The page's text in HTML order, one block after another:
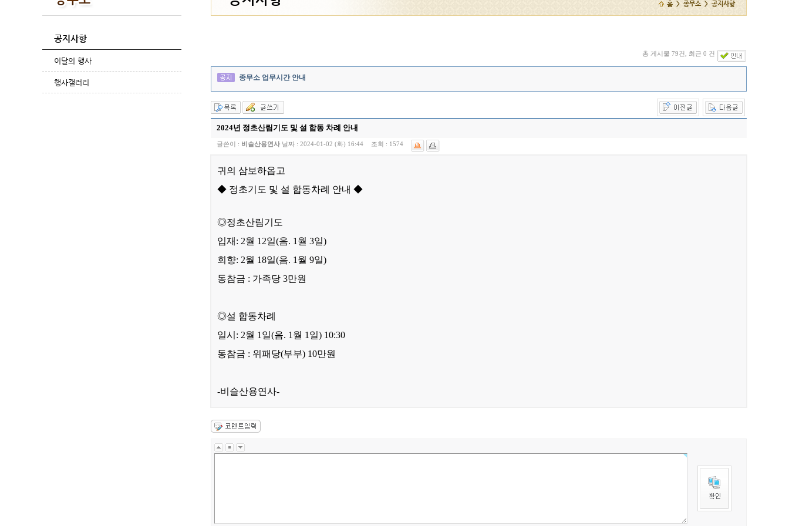
공지사항
이달의 행사
행사갤러리
홈 > 종무소 > 공지사항
총 게시물 79건, 최근 0 건
종무소 업무시간 안내
2024년 정초산림기도 및 설 합동 차례 안내
글쓴이 : 비슬산용연사 날짜 : 2024-01-02 (화) 16:44 조회 : 1574
귀의 삼보하옵고
◆ 정초기도 및 설 합동차례 안내 ◆
◎정초산림기도
입재: 2월 12일(음. 1월 3일)
회향: 2월 18일(음. 1월 9일)
동참금 : 가족당 3만원
◎설 합동차례
일시: 2월 1일(음. 1월 1일) 10:30
동참금 : 위패당(부부) 10만원
-비슬산용연사-